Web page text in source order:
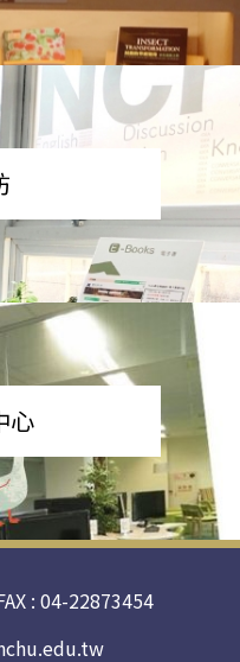
心
: 04-22873454